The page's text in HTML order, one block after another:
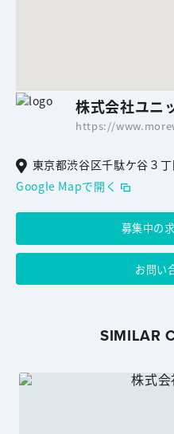
株式会社ユニ
https://
東京都渋谷区千駄ケ谷３
Google Mapで開く
募集中の
お問い
SIMILAR